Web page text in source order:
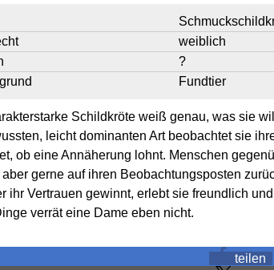
weiblich
?
Fundtier
Schildkröte weiß genau, was sie
leicht dominanten Art beobachtet sie
ob eine Annäherung lohnt. Menschen
gerne auf ihren Beobachtungsposten
ihr Vertrauen gewinnt, erlebt sie freundlich
verrät eine Dame eben nicht.
teilen